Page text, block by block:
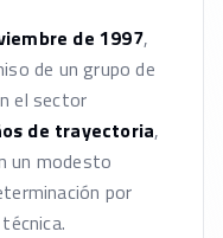
de 1997,
de un grupo de
el sector
de trayectoria,
un modesto
por